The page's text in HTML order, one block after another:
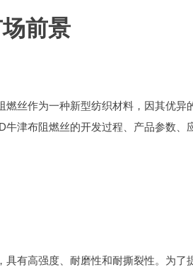
前景
丝作为一种新型纺织材料，因其优异
津布阻燃丝的开发过程、产品参数、
有高强度、耐磨性和耐撕裂性。为了